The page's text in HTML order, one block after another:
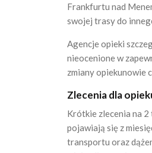
Frankfurtu nad
swojej trasy do
Agencje opieki
nieocenione w
zmiany opiekunowie
Zlecenia dla
Krótkie zlecenia na
pojawiają się z
transportu oraz